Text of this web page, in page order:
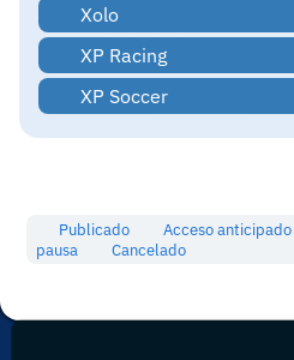
Xolo
XP Racing
XP Soccer
Publicado Acceso anticipado
pausa
Cancelado